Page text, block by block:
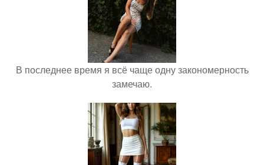
В последнее время я всё чаще одну закономерность
замечаю.